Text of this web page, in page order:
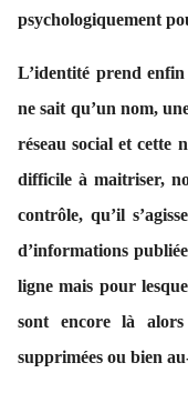
psychologiquement
L’identité prend
ne sait qu’un nom,
réseau social et cette
difficile à maitriser,
contrôle, qu’il
d’informations
ligne mais pour
sont encore là
supprimées ou bien